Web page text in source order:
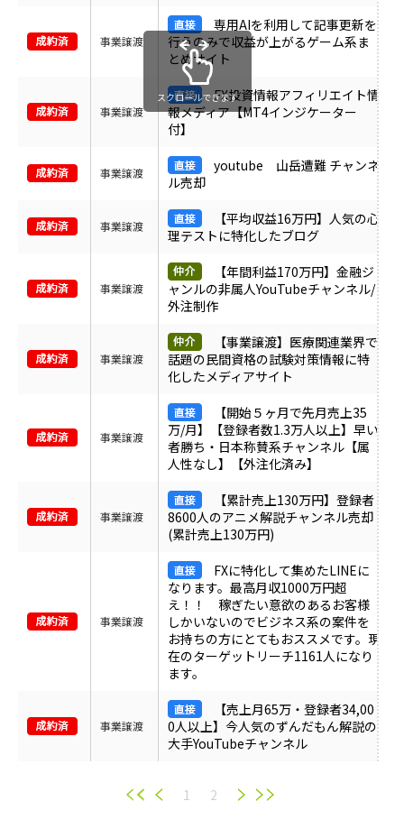
事業譲渡
専用AIを利用して記事更新を
行うのみで収益が上がるゲーム系ま
とめサイト
事業譲渡
FX投資情報アフィリエイト情
報メディア【MT4インジケーター
付】
事業譲渡
youtube 山岳遭難 チャンネ
ル売却
事業譲渡
【平均収益16万円】人気の心
理テストに特化したブログ
事業譲渡
【年間利益170万円】金融ジ
ャンルの非属人YouTubeチャンネル/
外注制作
事業譲渡
【事業譲渡】医療関連業界で
話題の民間資格の試験対策情報に特
化したメディアサイト
事業譲渡
【開始５ヶ月で先月売上35
万/月】【登録者数1.3万人以上】早い
者勝ち・日本称賛系チャンネル【属
人性なし】【外注化済み】
事業譲渡
【累計売上130万円】登録者
8600人のアニメ解説チャンネル売却
(累計売上130万円)
事業譲渡
FXに特化して集めたLINEに
なります。最高月収1000万円超
え！！ 稼ぎたい意欲のあるお客様
しかいないのでビジネス系の案件を
お持ちの方にとてもおススメです。現
在のターゲットリーチ1161人になり
ます。
事業譲渡
【売上月65万・登録者34,00
0人以上】今人気のずんだもん解説の
大手YouTubeチャンネル
スクロールできます
1 2